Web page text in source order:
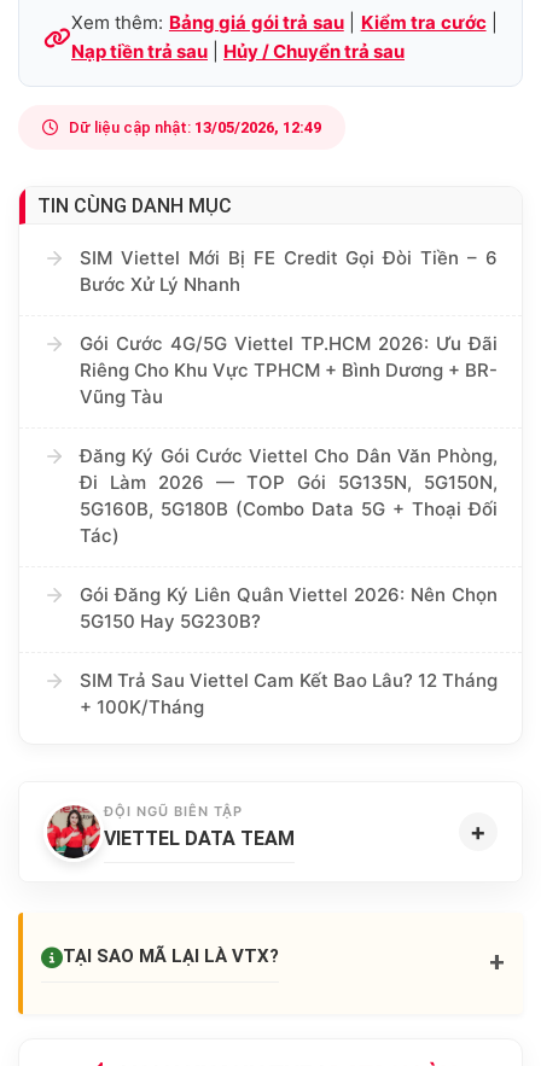
Xem thêm: Bảng giá gói trả sau| Kiểm tra cước|
Nạp tiền trả sau
Hủy / Chuyển trả sau
Dữ liệu cập nhật: 13/05/2026, 12:49
TIN CÙNG DANH MỤC
SIM Viettel Mới Bị FE Credit Gọi Đòi Tiền – 6
Bước Xử Lý Nhanh
Gói Cước 4G/5G Viettel TP.HCM 2026: Ưu Đãi
Riêng Cho Khu Vực TPHCM + Bình Dương + BR-
Vũng Tàu
Đăng Ký Gói Cước Viettel Cho Dân Văn Phòng,
Đi Làm 2026 — TOP Gói 5G135N, 5G150N,
5G160B, 5G180B (Combo Data 5G + Thoại Đối
Tác)
Gói Đăng Ký Liên Quân Viettel 2026: Nên Chọn
5G150 Hay 5G230B?
SIM Trả Sau Viettel Cam Kết Bao Lâu? 12 Tháng
+ 100K/Tháng
ĐỘI NGŨ BIÊN TẬP
VIETTEL DATA TEAM +
TẠI SAO MÃ LẠI LÀ VTX? +